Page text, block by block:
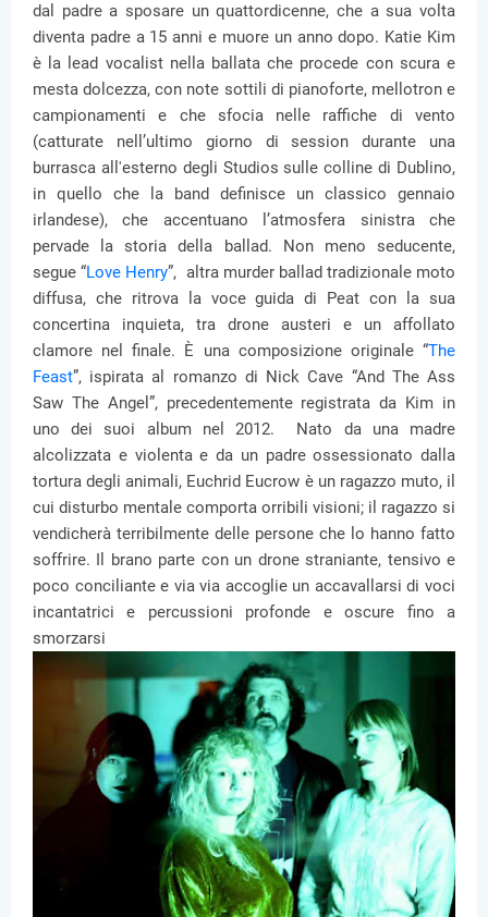
dal padre a sposare un quattordicenne, che a sua volta
diventa padre a 15 anni e muore un anno dopo. Katie Kim
è la lead vocalist nella ballata che procede con scura e
mesta dolcezza, con note sottili di pianoforte, mellotron e
campionamenti e che sfocia nelle raffiche di vento
(catturate nell’ultimo giorno di session durante una
burrasca all'esterno degli Studios sulle colline di Dublino,
in quello che la band definisce un classico gennaio
irlandese), che accentuano l’atmosfera sinistra che
pervade la storia della ballad. Non meno seducente,
segue “Love Henry”, altra murder ballad tradizionale moto
diffusa, che ritrova la voce guida di Peat con la sua
concertina inquieta, tra drone austeri e un affollato
clamore nel finale. È una composizione originale “The
Feast”, ispirata al romanzo di Nick Cave “And The Ass
Saw The Angel”, precedentemente registrata da Kim in
uno dei suoi album nel 2012. Nato da una madre
alcolizzata e violenta e da un padre ossessionato dalla
tortura degli animali, Euchrid Eucrow è un ragazzo muto, il
cui disturbo mentale comporta orribili visioni; il ragazzo si
vendicherà terribilmente delle persone che lo hanno fatto
soffrire. Il brano parte con un drone straniante, tensivo e
poco conciliante e via via accoglie un accavallarsi di voci
incantatrici e percussioni profonde e oscure fino a
smorzarsi